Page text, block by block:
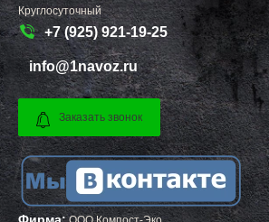
СЕЛЯТИНО
СЕРГИЕВ ПОСАД
СЕРЕБРЯНЫЕ ПРУДЫ
СЕРПУХОВ
СКОРОПУСКОВСКИЙ
СНЕГИРИ
СОЛНЕЧНОГОРСК
СОЛНЦЕВО
СОФРИНО
СОФЬИНО
СТАРАЯ КУПАВНА
СТАРБЕЕВО
СТАРЫЙ ГОРОДОК
СТОЛБОВАЯ
СТУПИНО
КИРОВО
БЕЛАЯ
КАСИМОВ
МОЖГА
КЫШТЫМ
СТРУНИНО
МАЙСКИЙ
АРСЕНЬЕВ
КИМОВСК
ЗАВОЛЖЬЕ
Круглосуточный
+7 (925) 921-19-25
info@1navoz.ru
Заказать звонок